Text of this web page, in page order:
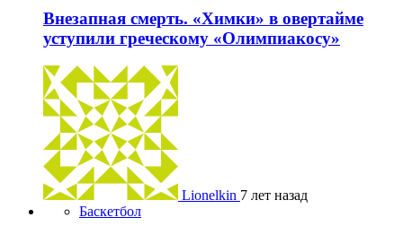
Внезапная смерть. «Химки» в овертайме
уступили греческому «Олимпиакосу»
Lionelkin 7 лет назад
Баскетбол